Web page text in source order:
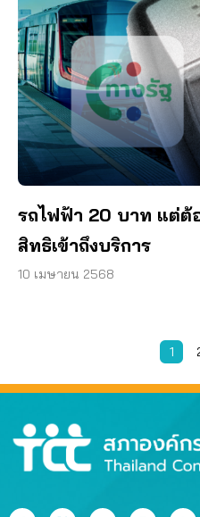
รถไฟฟ้า 20 บาท แต่ต้
สิทธิเข้าถึงบริการ
10 เมษายน 2568
1